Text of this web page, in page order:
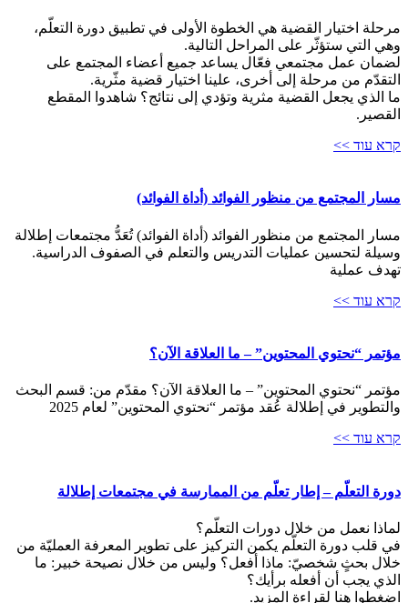
مرحلة اختيار القضية هي الخطوة الأولى في تطبيق دورة التعلّم،
وهي التي ستؤثّر على المراحل التالية.
لضمان عمل مجتمعي فعّال يساعد جميع أعضاء المجتمع على
التقدّم من مرحلة إلى أخرى، علينا اختيار قضية مثّرية.
ما الذي يجعل القضية مثرية وتؤدي إلى نتائج؟ شاهدوا المقطع
القصير.
קרא עוד >>
مسار المجتمع من منظور الفوائد (أداة الفوائد)
مسار المجتمع من منظور الفوائد (أداة الفوائد) تُعَدُّ مجتمعات إطلالة
وسيلة لتحسين عمليات التدريس والتعلم في الصفوف الدراسية.
تهدف عملية
קרא עוד >>
مؤتمر “نحتوي المحتوين” – ما العلاقة الآن؟​
مؤتمر “نحتوي المحتوين” – ما العلاقة الآن؟ مقدّم من: قسم البحث
والتطوير في إطلالة عُقد مؤتمر “نحتوي المحتوين” لعام 2025
קרא עוד >>
دورة التعلّم – إطار تعلّم من الممارسة في مجتمعات إطلالة
لماذا نعمل من خلال دورات التعلّم؟
في قلب دورة التعلّم يكمن التركيز على تطوير المعرفة العمليّة من
خلال بحثٍ شخصيّ: ماذا أفعل؟ وليس من خلال نصيحة خبير: ما
الذي يجب أن أفعله برأيك؟
اضغطوا هنا لقراءة المزيد.